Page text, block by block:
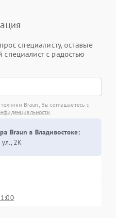
специалисту, оставьте
с радостью
Braun, Вы соглашаетесь с
Braun в Владивостоке:
ул., 2К